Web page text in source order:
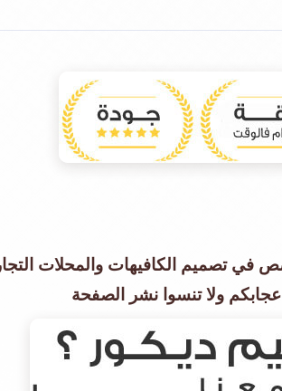
تصميم الكافيهات والمحلات
ولا تنسوا نشر الصفحة